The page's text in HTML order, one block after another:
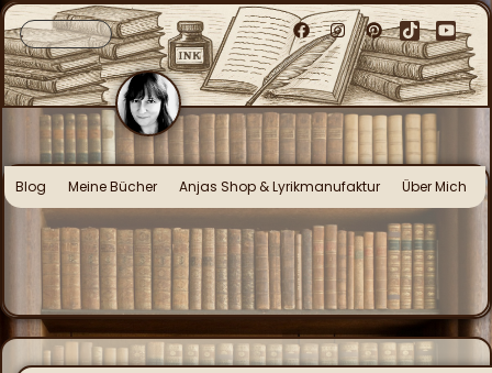
Blog Meine Bücher Anjas Shop & Lyrikmanufaktur Über Mich